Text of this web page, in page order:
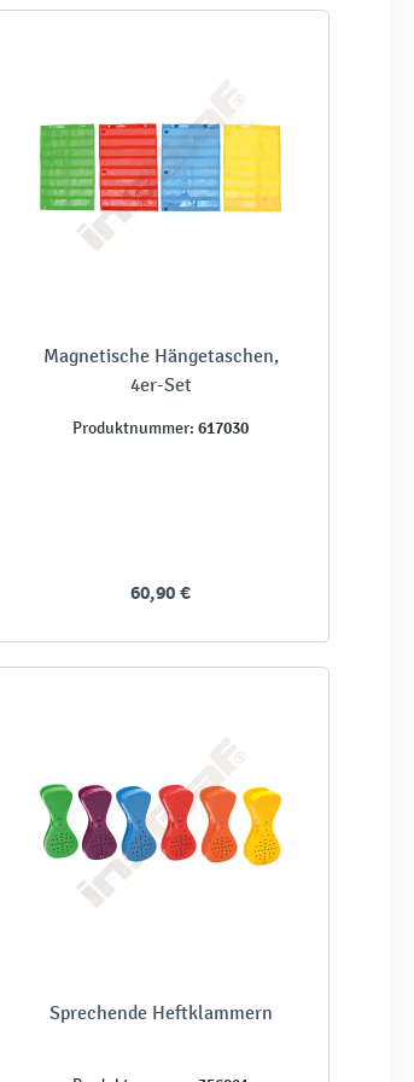
Magnetische Hängetaschen,
4er-Set
Produktnummer: 617030
60,90 €
Sprechende Heftklammern